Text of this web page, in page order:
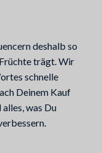
deshalb so
trägt. Wir
schnelle
Deinem Kauf
was Du